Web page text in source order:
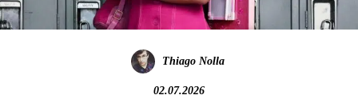
Thiago Nolla
02.07.2026